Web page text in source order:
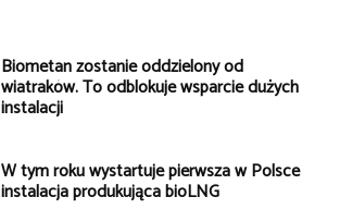
Biometan zostanie oddzielony od
wiatraków. To odblokuje wsparcie dużych
instalacji
W tym roku wystartuje pierwsza w Polsce
instalacja produkująca bioLNG